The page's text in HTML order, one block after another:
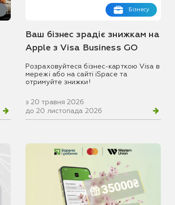
Бізнесу
Ваш бізнес зрадіє знижкам на
Apple з Visa Business GO
Розраховуйтеся бізнес-карткою Visa в
мережі або на сайті iSpace та
отримуйте знижки!
з 20 травня 2026
до 20 листопада 2026